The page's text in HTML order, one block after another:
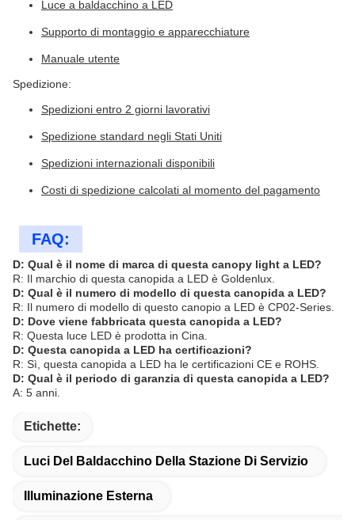
Luce a baldacchino a LED
Supporto di montaggio e apparecchiature
Manuale utente
Spedizione:
Spedizioni entro 2 giorni lavorativi
Spedizione standard negli Stati Uniti
Spedizioni internazionali disponibili
Costi di spedizione calcolati al momento del pagamento
FAQ:
D: Qual è il nome di marca di questa canopy light a LED?
R: Il marchio di questa canopida a LED è Goldenlux.
D: Qual è il numero di modello di questa canopida a LED?
R: Il numero di modello di questo canopio a LED è CP02-Series.
D: Dove viene fabbricata questa canopida a LED?
R: Questa luce LED è prodotta in Cina.
D: Questa canopida a LED ha certificazioni?
R: Sì, questa canopida a LED ha le certificazioni CE e ROHS.
D: Qual è il periodo di garanzia di questa canopida a LED?
A: 5 anni.
Etichette:
Luci Del Baldacchino Della Stazione Di Servizio
Illuminazione Esterna